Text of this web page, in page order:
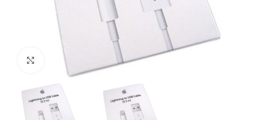
Click to enlarge